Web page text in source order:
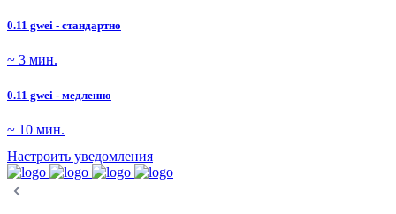
0.11 gwei - стандартно
~ 3 мин.
0.11 gwei - медленно
~ 10 мин.
Настроить уведомления